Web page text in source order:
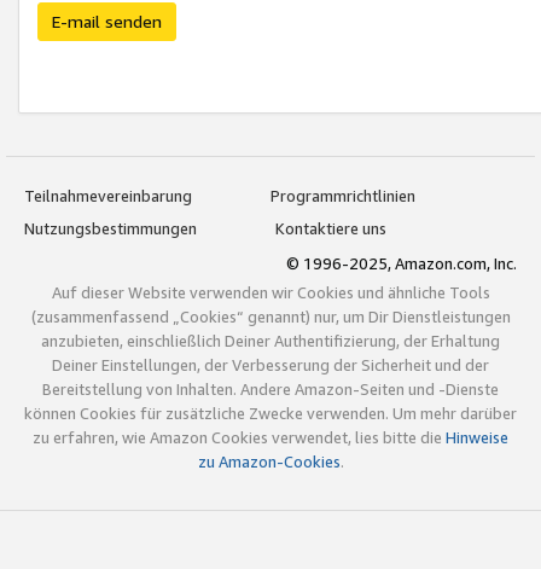
E-mail senden
Teilnahmevereinbarung
Programmrichtlinien
Nutzungsbestimmungen
Kontaktiere uns
© 1996-2025, Amazon.com, Inc.
Auf dieser Website verwenden wir Cookies und ähnliche Tools
(zusammenfassend „Cookies“ genannt) nur, um Dir Dienstleistungen
anzubieten, einschließlich Deiner Authentifizierung, der Erhaltung
Deiner Einstellungen, der Verbesserung der Sicherheit und der
Bereitstellung von Inhalten. Andere Amazon-Seiten und -Dienste
können Cookies für zusätzliche Zwecke verwenden. Um mehr darüber
zu erfahren, wie Amazon Cookies verwendet, lies bitte die Hinweise
zu Amazon-Cookies.